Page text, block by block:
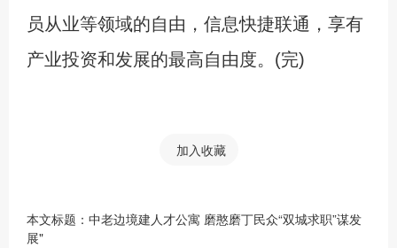
员从业等领域的自由，信息快捷联通，享有
产业投资和发展的最高自由度。(完)
加入收藏
本文标题：中老边境建人才公寓 磨憨磨丁民众“双城求职”谋发
展"